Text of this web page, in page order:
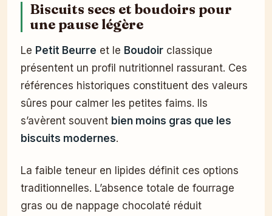
Biscuits secs et boudoirs pour
une pause légère
Le Petit Beurre et le Boudoir classique
présentent un profil nutritionnel rassurant. Ces
références historiques constituent des valeurs
sûres pour calmer les petites faims. Ils
s’avèrent souvent bien moins gras que les
biscuits modernes.
La faible teneur en lipides définit ces options
traditionnelles. L’absence totale de fourrage
gras ou de nappage chocolaté réduit